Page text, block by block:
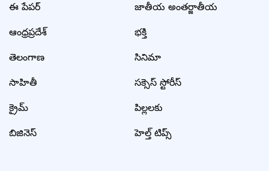
ఈ పేపర్
ఆంధ్రప్రదేశ్
తెలంగాణ
సాహితీ
క్రైమ్
బిజినెస్
జాతీయ అంతర్జాతీయ
భక్తి
సినిమా
సక్సెస్ స్టోరీస్
పిల్లలకు
హెల్త్ టిప్స్